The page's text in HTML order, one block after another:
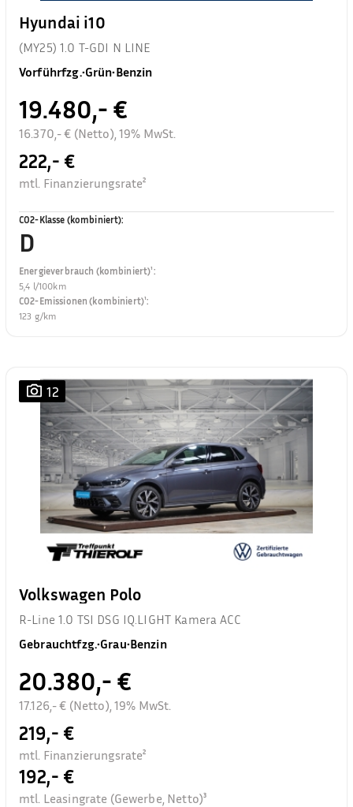
Hyundai i10
(MY25) 1.0 T-GDI N LINE
Vorführfzg.•Grün•Benzin
19.480,- €
16.370,- € (Netto), 19% MwSt.
222,- €
mtl. Finanzierungsrate²
CO2-Klasse (kombiniert):
D
Energieverbrauch (kombiniert)¹:
5,4 l/100km
CO2-Emissionen (kombiniert)¹:
123 g/km
12
Volkswagen Polo
R-Line 1.0 TSI DSG IQ.LIGHT Kamera ACC
Gebrauchtfzg.•Grau•Benzin
20.380,- €
17.126,- € (Netto), 19% MwSt.
219,- €
mtl. Finanzierungsrate²
192,- €
mtl. Leasingrate (Gewerbe, Netto)³